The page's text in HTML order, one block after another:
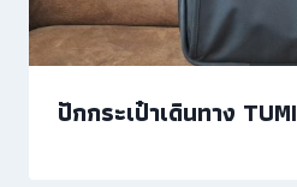
ปักกระเป๋าเดินทาง TUMI